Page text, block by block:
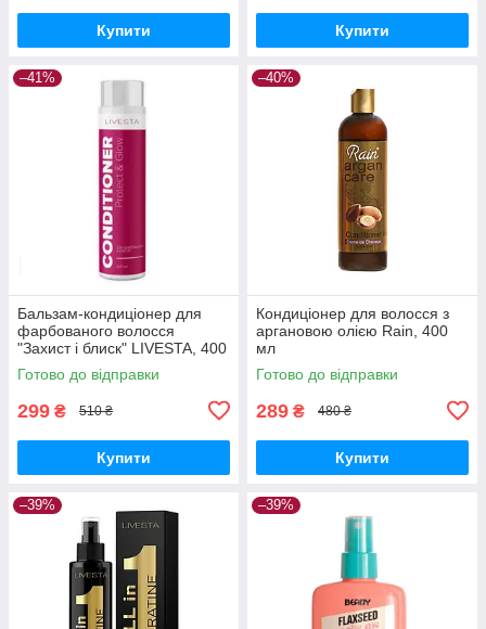
Купити Купити
–41%
Бальзам-кондиціонер для
фарбованого волосся
"Захист і блиск" LIVESTA, 400
мл
Готово до відправки
299 ₴ 510 ₴
Купити
–40%
Кондиціонер для волосся з
аргановою олією Rain, 400
мл
Готово до відправки
289 ₴ 480 ₴
Купити
–39% –39%